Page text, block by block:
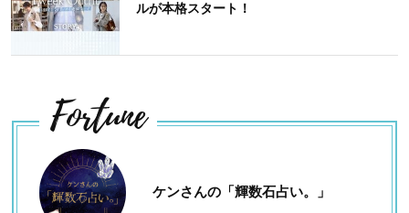
ルが本格スタート！
Fortune
ケンさんの「輝数石占い。」